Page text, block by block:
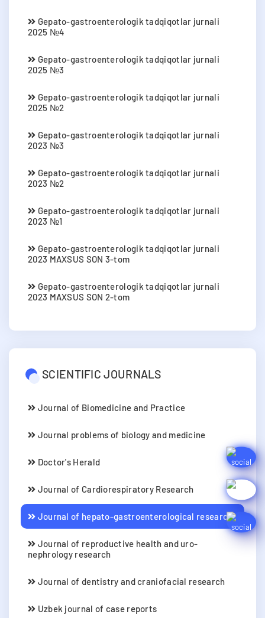
Gepato-gastroenterologik tadqiqotlar jurnali
2025 №4
Gepato-gastroenterologik tadqiqotlar jurnali
2025 №3
Gepato-gastroenterologik tadqiqotlar jurnali
2025 №2
Gepato-gastroenterologik tadqiqotlar jurnali
2023 №3
Gepato-gastroenterologik tadqiqotlar jurnali
2023 №2
Gepato-gastroenterologik tadqiqotlar jurnali
2023 №1
Gepato-gastroenterologik tadqiqotlar jurnali
2023 MAXSUS SON 3-tom
Gepato-gastroenterologik tadqiqotlar jurnali
2023 MAXSUS SON 2-tom
SCIENTIFIC JOURNALS
Journal of Biomedicine and Practice
Journal problems of biology and medicine
Doctor's Herald
Journal of Cardiorespiratory Research
Journal of hepato-gastroenterological research
Journal of reproductive health and uro-
nephrology research
Journal of dentistry and craniofacial research
Uzbek journal of case reports